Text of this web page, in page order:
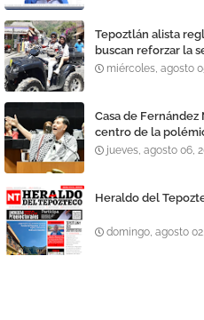
Tepoztlán alista
buscan reforzar la
miércoles, agosto
Casa de
centro de la
jueves, agosto 06,
Heraldo del
domingo, agosto